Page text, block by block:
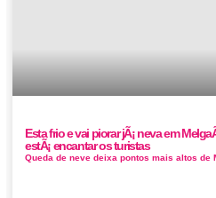
Esta frio e vai piorar jÃ¡ neva em
estÃ¡ encantar os turistas